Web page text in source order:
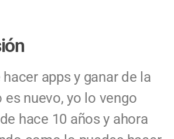
apps y ganar de la
es nuevo, yo lo vengo
hace 10 años y ahora